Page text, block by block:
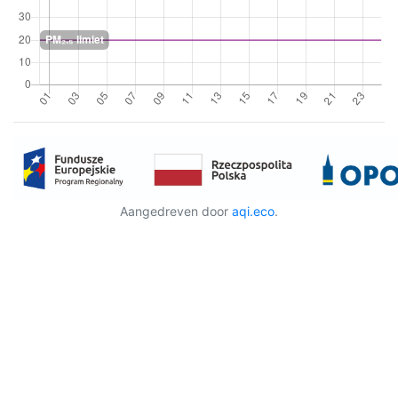
Aangedreven door aqi.eco.